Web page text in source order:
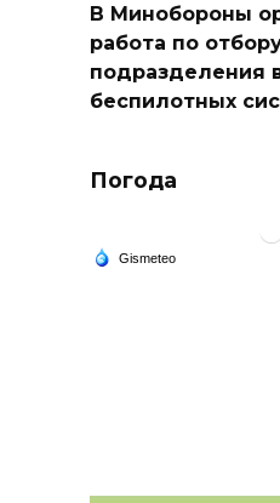
В Минобороны
работа по
подразделения
беспилотных
Погода